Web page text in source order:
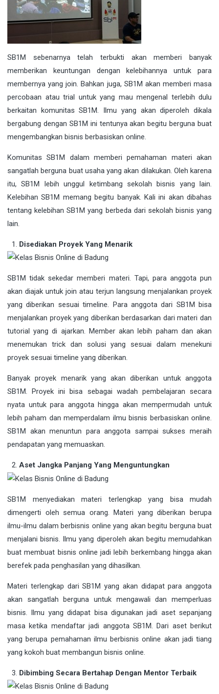
SB1M sebenarnya telah terbukti akan memberi banyak
memberikan keuntungan dengan kelebihannya untuk para
membernya yang join. Bahkan juga, SB1M akan memberi masa
percobaan atau trial untuk yang mau mengenal terlebih dulu
berkaitan komunitas SB1M. Ilmu yang akan diperoleh dikala
bergabung dengan SB1M ini tentunya akan begitu berguna buat
mengembangkan bisnis berbasiskan online.
Komunitas SB1M dalam memberi pemahaman materi akan
sangatlah berguna buat usaha yang akan dilakukan. Oleh karena
itu, SB1M lebih unggul ketimbang sekolah bisnis yang lain.
Kelebihan SB1M memang begitu banyak. Kali ini akan dibahas
tentang kelebihan SB1M yang berbeda dari sekolah bisnis yang
lain.
Disediakan Proyek Yang Menarik
SB1M tidak sekedar memberi materi. Tapi, para anggota pun
akan diajak untuk join atau terjun langsung menjalankan proyek
yang diberikan sesuai timeline. Para anggota dari SB1M bisa
menjalankan proyek yang diberikan berdasarkan dari materi dan
tutorial yang di ajarkan. Member akan lebih paham dan akan
menemukan trick dan solusi yang sesuai dalam menekuni
proyek sesuai timeline yang diberikan.
Banyak proyek menarik yang akan diberikan untuk anggota
SB1M. Proyek ini bisa sebagai wadah pembelajaran secara
nyata untuk para anggota hingga akan mempermudah untuk
lebih paham dan memperdalam ilmu bisnis berbasiskan online.
SB1M akan menuntun para anggota sampai sukses meraih
pendapatan yang memuaskan.
Aset Jangka Panjang Yang Menguntungkan
SB1M menyediakan materi terlengkap yang bisa mudah
dimengerti oleh semua orang. Materi yang diberikan berupa
ilmu-ilmu dalam berbisnis online yang akan begitu berguna buat
menjalani bisnis. Ilmu yang diperoleh akan begitu memudahkan
buat membuat bisnis online jadi lebih berkembang hingga akan
berefek pada penghasilan yang dihasilkan.
Materi terlengkap dari SB1M yang akan didapat para anggota
akan sangatlah berguna untuk mengawali dan memperluas
bisnis. Ilmu yang didapat bisa digunakan jadi aset sepanjang
masa ketika mendaftar jadi anggota SB1M. Dari aset berikut
yang berupa pemahaman ilmu berbisnis online akan jadi tiang
yang kokoh buat membangun bisnis online.
Dibimbing Secara Bertahap Dengan Mentor Terbaik